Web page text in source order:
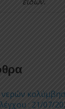
νερών
: 21/07/